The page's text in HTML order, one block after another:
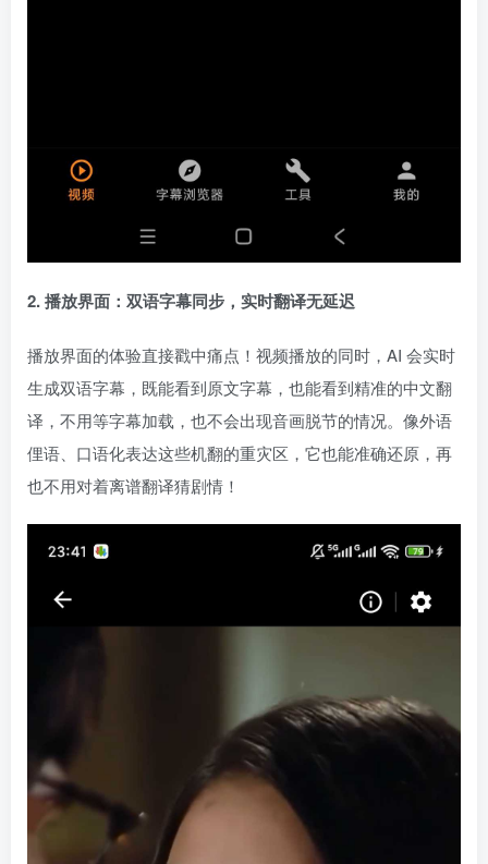
2. 播放界面：双语字幕同步，实时翻译无延迟
播放界面的体验直接戳中痛点！视频播放的同时，AI 会实时
生成双语字幕，既能看到原文字幕，也能看到精准的中文翻
译，不用等字幕加载，也不会出现音画脱节的情况。像外语
俚语、口语化表达这些机翻的重灾区，它也能准确还原，再
也不用对着离谱翻译猜剧情！